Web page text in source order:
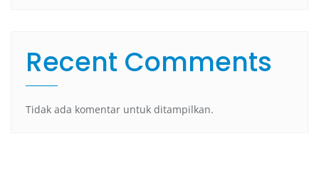
Recent Comments
Tidak ada komentar untuk ditampilkan.